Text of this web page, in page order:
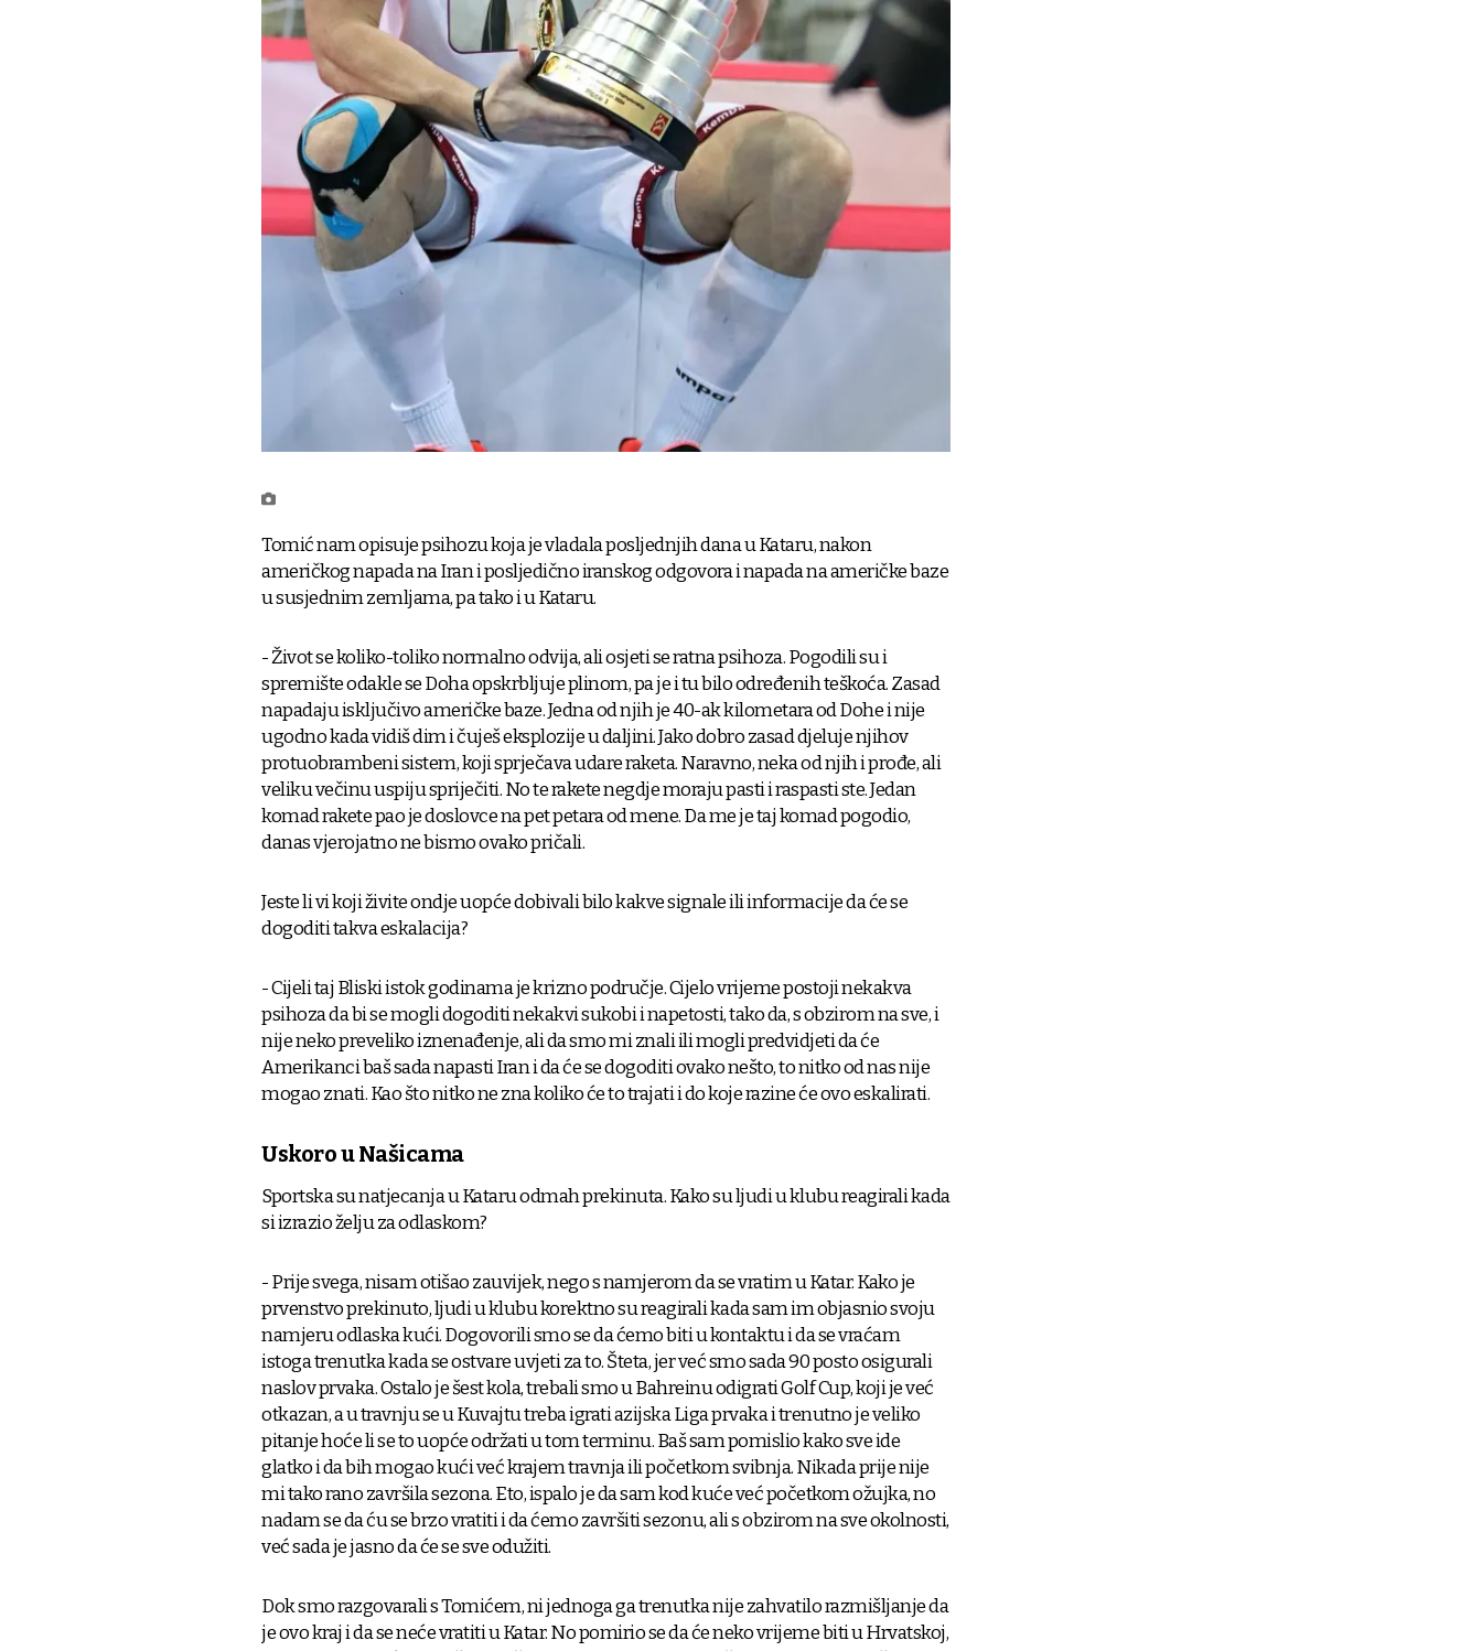
Tomić nam opisuje psihozu koja je vladala posljednjih dana u Kataru, nakon
američkog napada na Iran i posljedično iranskog odgovora i napada na američke baze
u susjednim zemljama, pa tako i u Kataru.
- Život se koliko-toliko normalno odvija, ali osjeti se ratna psihoza. Pogodili su i
spremište odakle se Doha opskrbljuje plinom, pa je i tu bilo određenih teškoća. Zasad
napadaju isključivo američke baze. Jedna od njih je 40-ak kilometara od Dohe i nije
ugodno kada vidiš dim i čuješ eksplozije u daljini. Jako dobro zasad djeluje njihov
protuobrambeni sistem, koji sprječava udare raketa. Naravno, neka od njih i prođe, ali
veliku večinu uspiju spriječiti. No te rakete negdje moraju pasti i raspasti ste. Jedan
komad rakete pao je doslovce na pet petara od mene. Da me je taj komad pogodio,
danas vjerojatno ne bismo ovako pričali.
Jeste li vi koji živite ondje uopće dobivali bilo kakve signale ili informacije da će se
dogoditi takva eskalacija?
- Cijeli taj Bliski istok godinama je krizno područje. Cijelo vrijeme postoji nekakva
psihoza da bi se mogli dogoditi nekakvi sukobi i napetosti, tako da, s obzirom na sve, i
nije neko preveliko iznenađenje, ali da smo mi znali ili mogli predvidjeti da će
Amerikanci baš sada napasti Iran i da će se dogoditi ovako nešto, to nitko od nas nije
mogao znati. Kao što nitko ne zna koliko će to trajati i do koje razine će ovo eskalirati.
Uskoro u Našicama
Sportska su natjecanja u Kataru odmah prekinuta. Kako su ljudi u klubu reagirali kada
si izrazio želju za odlaskom?
- Prije svega, nisam otišao zauvijek, nego s namjerom da se vratim u Katar. Kako je
prvenstvo prekinuto, ljudi u klubu korektno su reagirali kada sam im objasnio svoju
namjeru odlaska kući. Dogovorili smo se da ćemo biti u kontaktu i da se vraćam
istoga trenutka kada se ostvare uvjeti za to. Šteta, jer već smo sada 90 posto osigurali
naslov prvaka. Ostalo je šest kola, trebali smo u Bahreinu odigrati Golf Cup, koji je već
otkazan, a u travnju se u Kuvajtu treba igrati azijska Liga prvaka i trenutno je veliko
pitanje hoće li se to uopće održati u tom terminu. Baš sam pomislio kako sve ide
glatko i da bih mogao kući već krajem travnja ili početkom svibnja. Nikada prije nije
mi tako rano završila sezona. Eto, ispalo je da sam kod kuće već početkom ožujka, no
nadam se da ću se brzo vratiti i da ćemo završiti sezonu, ali s obzirom na sve okolnosti,
već sada je jasno da će se sve odužiti.
Dok smo razgovarali s Tomićem, ni jednoga ga trenutka nije zahvatilo razmišljanje da
je ovo kraj i da se neće vratiti u Katar. No pomirio se da će neko vrijeme biti u Hrvatskoj,